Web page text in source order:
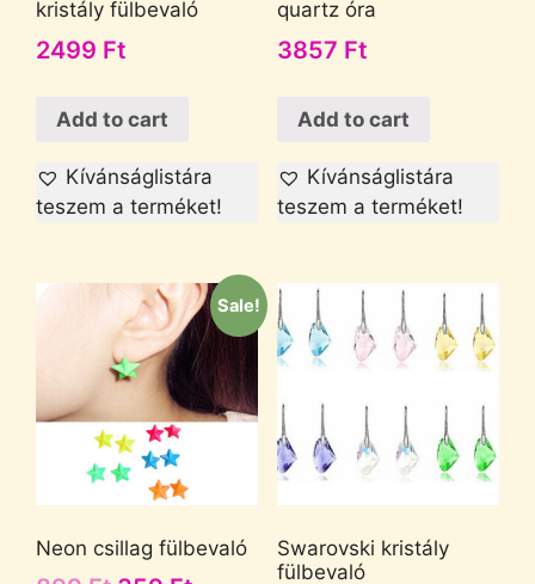
kristály fülbevaló
2499 Ft
Add to cart
Kívánságlistára
teszem a terméket!
quartz óra
3857 Ft
Add to cart
Kívánságlistára
teszem a terméket!
Sale!
Neon csillag fülbevaló
Swarovski kristály
fülbevaló